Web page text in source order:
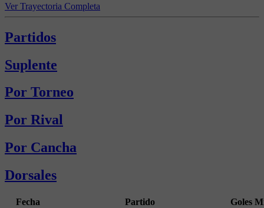
Ver Trayectoria Completa
Partidos
Suplente
Por Torneo
Por Rival
Por Cancha
Dorsales
Fecha Partido Goles